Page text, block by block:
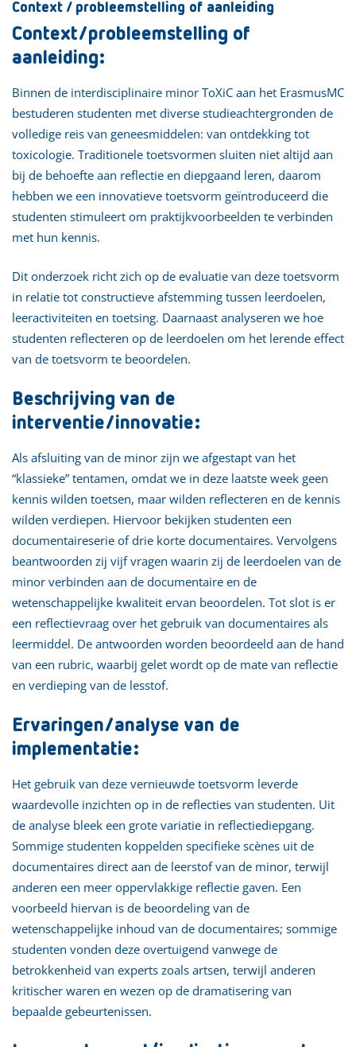
Context / probleemstelling of aanleiding
Context/probleemstelling of
aanleiding:
Binnen de interdisciplinaire minor ToXiC aan het ErasmusMC
bestuderen studenten met diverse studieachtergronden de
volledige reis van geneesmiddelen: van ontdekking tot
toxicologie. Traditionele toetsvormen sluiten niet altijd aan
bij de behoefte aan reflectie en diepgaand leren, daarom
hebben we een innovatieve toetsvorm geïntroduceerd die
studenten stimuleert om praktijkvoorbeelden te verbinden
met hun kennis.
Dit onderzoek richt zich op de evaluatie van deze toetsvorm
in relatie tot constructieve afstemming tussen leerdoelen,
leeractiviteiten en toetsing. Daarnaast analyseren we hoe
studenten reflecteren op de leerdoelen om het lerende effect
van de toetsvorm te beoordelen.
Beschrijving van de
interventie/innovatie:
Als afsluiting van de minor zijn we afgestapt van het
“klassieke” tentamen, omdat we in deze laatste week geen
kennis wilden toetsen, maar wilden reflecteren en de kennis
wilden verdiepen. Hiervoor bekijken studenten een
documentaireserie of drie korte documentaires. Vervolgens
beantwoorden zij vijf vragen waarin zij de leerdoelen van de
minor verbinden aan de documentaire en de
wetenschappelijke kwaliteit ervan beoordelen. Tot slot is er
een reflectievraag over het gebruik van documentaires als
leermiddel. De antwoorden worden beoordeeld aan de hand
van een rubric, waarbij gelet wordt op de mate van reflectie
en verdieping van de lesstof.
Ervaringen/analyse van de
implementatie:
Het gebruik van deze vernieuwde toetsvorm leverde
waardevolle inzichten op in de reflecties van studenten. Uit
de analyse bleek een grote variatie in reflectiediepgang.
Sommige studenten koppelden specifieke scènes uit de
documentaires direct aan de leerstof van de minor, terwijl
anderen een meer oppervlakkige reflectie gaven. Een
voorbeeld hiervan is de beoordeling van de
wetenschappelijke inhoud van de documentaires; sommige
studenten vonden deze overtuigend vanwege de
betrokkenheid van experts zoals artsen, terwijl anderen
kritischer waren en wezen op de dramatisering van
bepaalde gebeurtenissen.